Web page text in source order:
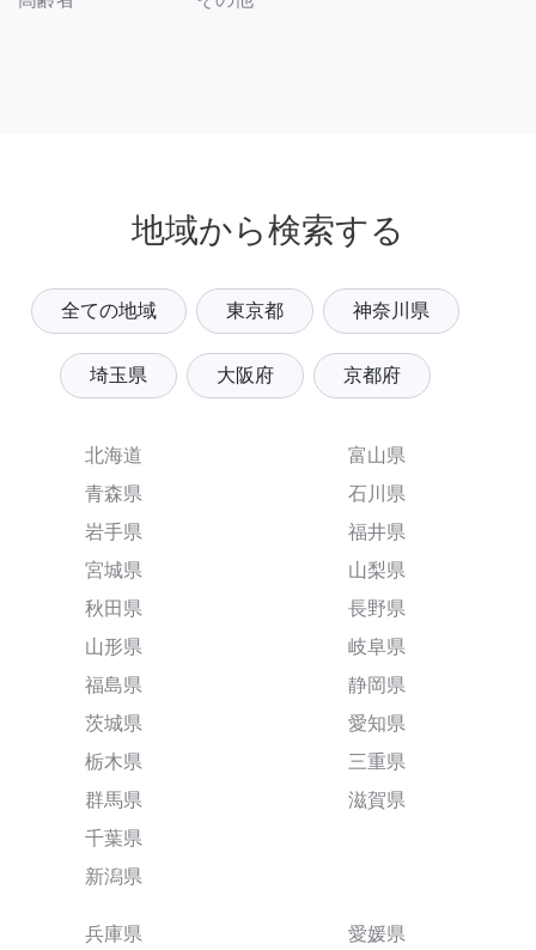
地域から検索する
全ての地域 東京都 神奈川県
埼玉県 大阪府 京都府
北海道
青森県
岩手県
宮城県
秋田県
山形県
福島県
茨城県
栃木県
群馬県
千葉県
新潟県
富山県
石川県
福井県
山梨県
長野県
岐阜県
静岡県
愛知県
三重県
滋賀県
兵庫県
愛媛県